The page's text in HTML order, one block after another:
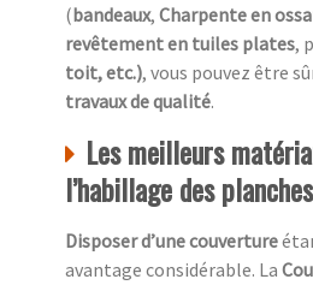
(bandeaux, Charpente en
revêtement en tuiles plates,
toit, etc.), vous pouvez être
travaux de qualité.
Les meilleurs
l’habillage des
Disposer d’une couverture
avantage considérable. La